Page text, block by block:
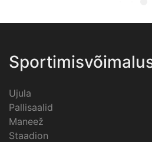
Ujula
Pallisaalid
Maneež
Staadion